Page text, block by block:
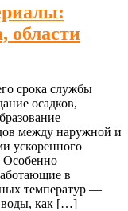
области
срока службы
осадков,
между наружной и
ускоренного
Особенно
в
температур —
воды, как […]